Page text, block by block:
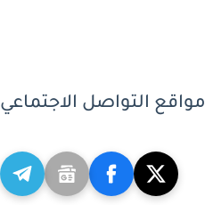
مواقع التواصل الاجتماعي